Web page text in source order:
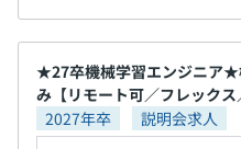
★27卒機械学習エンジニア★
み【リモート可／フレックス
2027年卒
説明会求人